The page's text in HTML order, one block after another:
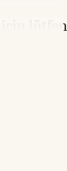
için lütfen